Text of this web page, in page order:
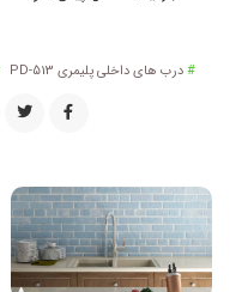
درب های داخلی پلیمری PD-513